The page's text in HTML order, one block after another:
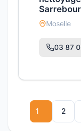
Moselle
03 87
1 2